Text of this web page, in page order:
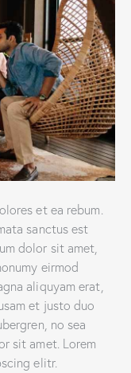
et ea rebum.
sanctus est
dolor sit amet,
eirmod
aliquyam erat,
et justo duo
no sea
sit amet. Lorem
elitr.